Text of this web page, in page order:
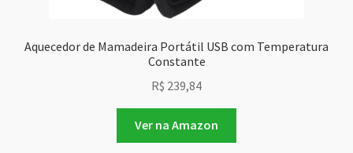
Aquecedor de Mamadeira Portátil USB com Temperatura
Constante
R$ 239,84
Ver na Amazon